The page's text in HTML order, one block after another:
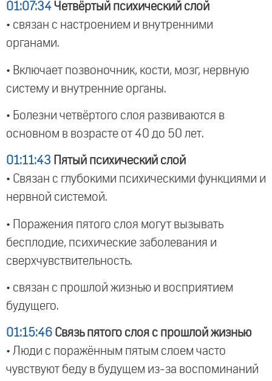
01:07:34 Четвёртый психический слой
• связан с настроением и внутренними
органами.
• Включает позвоночник, кости, мозг, нервную
систему и внутренние органы.
• Болезни четвёртого слоя развиваются в
основном в возрасте от 40 до 50 лет.
01:11:43 Пятый психический слой
• Связан с глубокими психическими функциями и
нервной системой.
• Поражения пятого слоя могут вызывать
бесплодие, психические заболевания и
сверхчувствительность.
• связан с прошлой жизнью и восприятием
будущего.
01:15:46 Связь пятого слоя с прошлой жизнью
• Люди с поражённым пятым слоем часто
чувствуют беду в будущем из-за воспоминаний